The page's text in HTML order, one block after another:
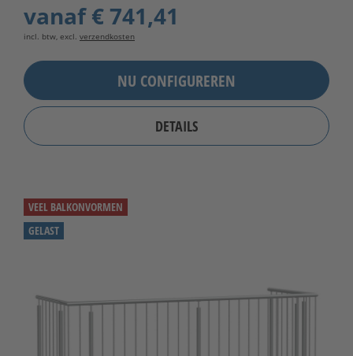
vanaf€ 741,41
incl. btw, excl. verzendkosten
NU CONFIGUREREN
DETAILS
VEEL BALKONVORMEN
GELAST